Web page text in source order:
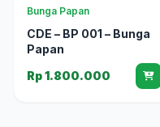
Bunga Papan
CDE – BP 001 – Bunga
Papan
Rp 1.800.000